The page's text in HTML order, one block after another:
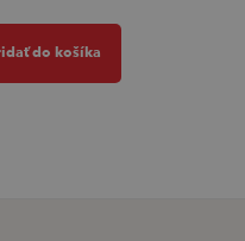
do košíka